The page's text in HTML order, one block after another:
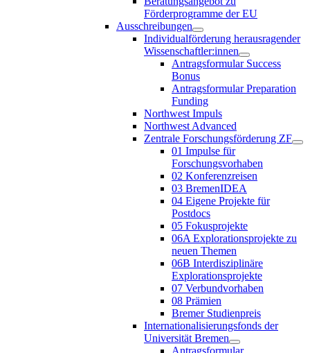
Förderprogramme der EU
Ausschreibungen
Individualförderung herausragender
Wissenschaftler:innen
Antragsformular Success
Bonus
Antragsformular Preparation
Funding
Northwest Impuls
Northwest Advanced
Zentrale Forschungsförderung ZF
01 Impulse für
Forschungsvorhaben
02 Konferenzreisen
03 BremenIDEA
04 Eigene Projekte für
Postdocs
05 Fokusprojekte
06A Explorationsprojekte zu
neuen Themen
06B Interdisziplinäre
Explorationsprojekte
07 Verbundvorhaben
08 Prämien
Bremer Studienpreis
Internationalisierungsfonds der
Universität Bremen
Antragsformular